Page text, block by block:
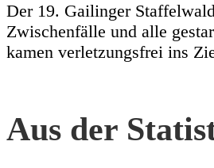
Der 19. Gailinger
Zwischenfälle und alle
kamen verletzungsfrei ins
Aus der